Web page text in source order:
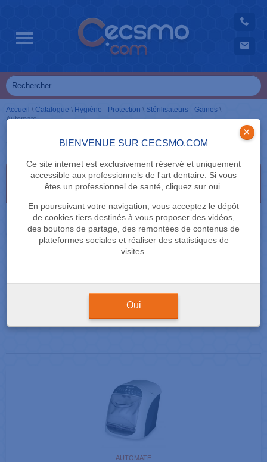
BIENVENUE SUR CECSMO.COM
Ce site internet est exclusivement réservé et uniquement
accessible aux professionnels de l'art dentaire. Si vous
êtes un professionnel de santé, cliquez sur oui.
En poursuivant votre navigation, vous acceptez le dépôt
de cookies tiers destinés à vous proposer des vidéos,
des boutons de partage, des remontées de contenus de
plateformes sociales et réaliser des statistiques de
visites.
×
Oui
Accueil \ Catalogue \ Hygiène - Protection \ Stérilisateurs - Gaines \
Automate
Automate
Sélectionnez vos critères de recherche en cliquant
MARQUE
Résultats de votre recherche : Un produit correspondant
AUTOMATE